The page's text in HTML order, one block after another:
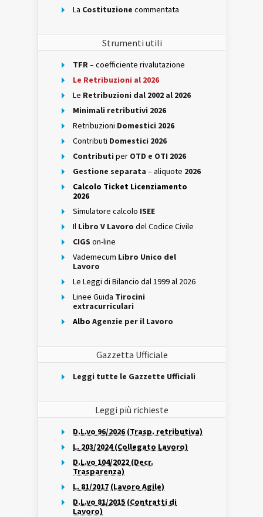
La Costituzione commentata
Strumenti utili
TFR– coefficiente rivalutazione
Le Retribuzioni al 2026
Le Retribuzioni dal 2002 al 2026
Minimali retributivi 2026
Retribuzioni Domestici 2026
Contributi Domestici 2026
Contributi per OTD e OTI 2026
Gestione separata – aliquote 2026
Calcolo Ticket Licenziamento
2026
Simulatore calcolo ISEE
Il Libro V Lavoro del Codice Civile
CIGS on-line
Vademecum Libro Unico del
Lavoro
Le Leggi di Bilancio dal 1999 al 2026
Linee Guida Tirocini
extracurriculari
Albo Agenzie per il Lavoro
Gazzetta Ufficiale
Leggi tutte le Gazzette Ufficiali
Leggi più richieste
D.L.vo 96/2026 (Trasp. retributiva)
L. 203/2024 (Collegato Lavoro)
D.L.vo 104/2022 (Decr.
Trasparenza)
L. 81/2017 (Lavoro Agile)
D.L.vo 81/2015 (Contratti di
Lavoro)